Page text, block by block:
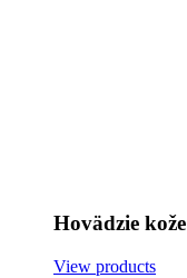
Hovädzie kože
View products